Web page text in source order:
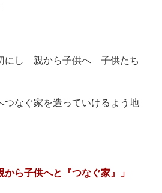
にし 親から子供へ 子供たち
つなぐ家を造っていけるよう地
から子供へと『つなぐ家』」